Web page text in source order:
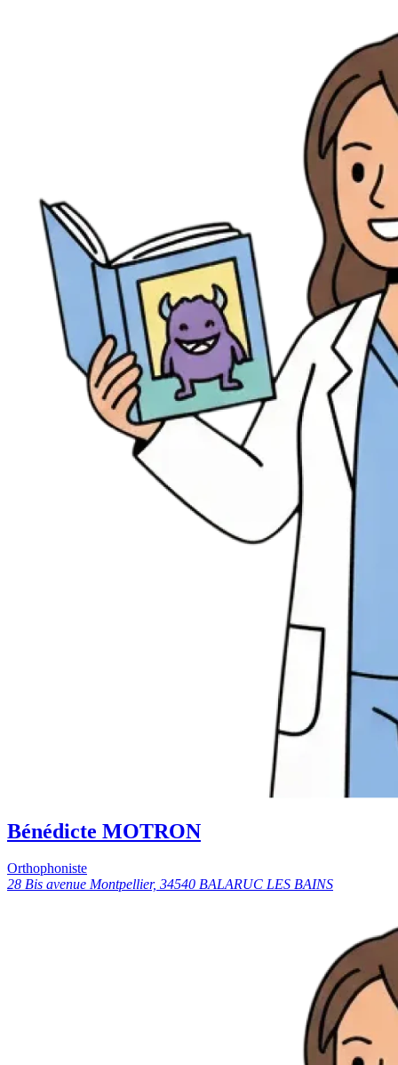
Bénédicte MOTRON
Orthophoniste
28 Bis avenue Montpellier, 34540 BALARUC LES BAINS